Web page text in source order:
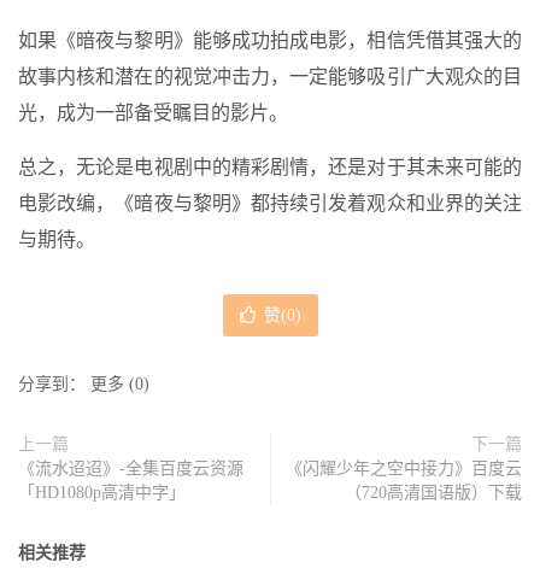
如果《暗夜与黎明》能够成功拍成电影，相信凭借其强大的
故事内核和潜在的视觉冲击力，一定能够吸引广大观众的目
光，成为一部备受瞩目的影片。
总之，无论是电视剧中的精彩剧情，还是对于其未来可能的
电影改编，《暗夜与黎明》都持续引发着观众和业界的关注
与期待。
赞(0)
分享到： 更多 (0)
上一篇
《流水迢迢》-全集百度云资源
「HD1080p高清中字」
下一篇
《闪耀少年之空中接力》百度云
（720高清国语版）下载
相关推荐